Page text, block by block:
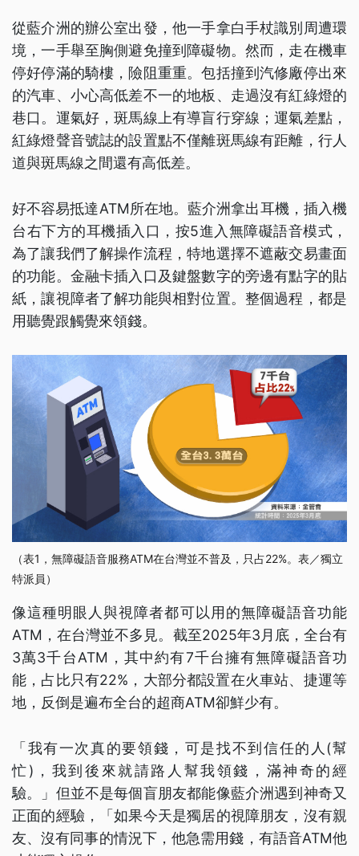
從藍介洲的辦公室出發，他一手拿白手杖識別周遭環
境，一手舉至胸側避免撞到障礙物。然而，走在機車
停好停滿的騎樓，險阻重重。包括撞到汽修廠停出來
的汽車、小心高低差不一的地板、走過沒有紅綠燈的
巷口。運氣好，斑馬線上有導盲行穿線；運氣差點，
紅綠燈聲音號誌的設置點不僅離斑馬線有距離，行人
道與斑馬線之間還有高低差。
好不容易抵達ATM所在地。藍介洲拿出耳機，插入機
台右下方的耳機插入口，按5進入無障礙語音模式，
為了讓我們了解操作流程，特地選擇不遮蔽交易畫面
的功能。金融卡插入口及鍵盤數字的旁邊有點字的貼
紙，讓視障者了解功能與相對位置。整個過程，都是
用聽覺跟觸覺來領錢。
（表1，無障礙語音服務ATM在台灣並不普及，只占22%。表／獨立
特派員）
像這種明眼人與視障者都可以用的無障礙語音功能
ATM，在台灣並不多見。截至2025年3月底，全台有
3萬3千台ATM，其中約有7千台擁有無障礙語音功
能，占比只有22%，大部分都設置在火車站、捷運等
地，反倒是遍布全台的超商ATM卻鮮少有。
「我有一次真的要領錢，可是找不到信任的人(幫
忙)，我到後來就請路人幫我領錢，滿神奇的經
驗。」但並不是每個盲朋友都能像藍介洲遇到神奇又
正面的經驗，「如果今天是獨居的視障朋友，沒有親
友、沒有同事的情況下，他急需用錢，有語音ATM他